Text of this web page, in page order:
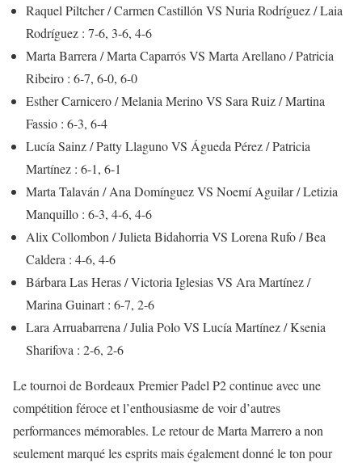
Raquel Piltcher / Carmen Castillón VS Nuria Rodríguez / Laia
Rodríguez : 7-6, 3-6, 4-6
Marta Barrera / Marta Caparrós VS Marta Arellano / Patricia
Ribeiro : 6-7, 6-0, 6-0
Esther Carnicero / Melania Merino VS Sara Ruiz / Martina
Fassio : 6-3, 6-4
Lucía Sainz / Patty Llaguno VS Águeda Pérez / Patricia
Martínez : 6-1, 6-1
Marta Talaván / Ana Domínguez VS Noemí Aguilar / Letizia
Manquillo : 6-3, 4-6, 4-6
Alix Collombon / Julieta Bidahorria VS Lorena Rufo / Bea
Caldera : 4-6, 4-6
Bárbara Las Heras / Victoria Iglesias VS Ara Martínez /
Marina Guinart : 6-7, 2-6
Lara Arruabarrena / Julia Polo VS Lucía Martínez / Ksenia
Sharifova : 2-6, 2-6
Le tournoi de Bordeaux Premier Padel P2 continue avec une
compétition féroce et l’enthousiasme de voir d’autres
performances mémorables. Le retour de Marta Marrero a non
seulement marqué les esprits mais également donné le ton pour